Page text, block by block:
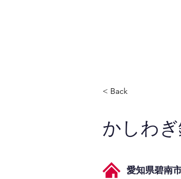
< Back
かしわ
愛知県碧南